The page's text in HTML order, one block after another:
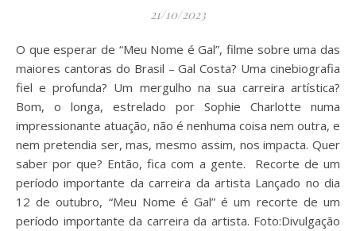
21/10/2023
O que esperar de “Meu Nome é Gal”, filme sobre uma das
maiores cantoras do Brasil – Gal Costa? Uma cinebiografia
fiel e profunda? Um mergulho na sua carreira artística?
Bom, o longa, estrelado por Sophie Charlotte numa
impressionante atuação, não é nenhuma coisa nem outra, e
nem pretendia ser, mas, mesmo assim, nos impacta. Quer
saber por que? Então, fica com a gente. Recorte de um
período importante da carreira da artista Lançado no dia
12 de outubro, “Meu Nome é Gal” é um recorte de um
período importante da carreira da artista. Foto:Divulgação